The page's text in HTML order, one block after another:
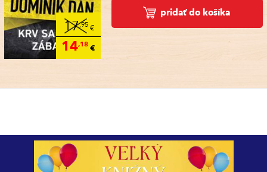
17,95€
14,18€
pridať do košíka